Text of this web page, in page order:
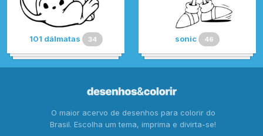
101 dálmatas 34 sonic 46
O maior acervo de desenhos para colorir do
Brasil. Escolha um tema, imprima e divirta-se!